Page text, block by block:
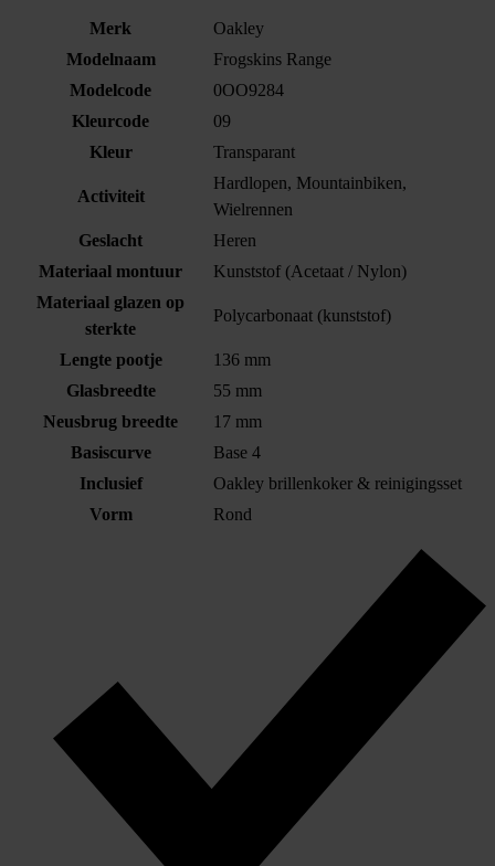
Merk
Oakley
Modelnaam
Frogskins Range
Modelcode
0OO9284
Kleurcode
09
Kleur
Transparant
Activiteit
Hardlopen, Mountainbiken,
Wielrennen
Geslacht
Heren
Materiaal montuur
Kunststof (Acetaat / Nylon)
Materiaal glazen op
sterkte
Polycarbonaat (kunststof)
Lengte pootje
136 mm
Glasbreedte
55 mm
Neusbrug breedte
17 mm
Basiscurve
Base 4
Inclusief
Oakley brillenkoker & reinigingsset
Vorm
Rond